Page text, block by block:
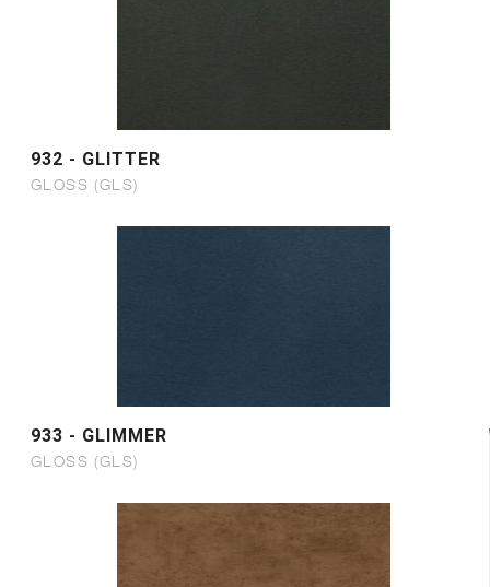
932 - GLITTER
GLOSS (GLS)
933 - GLIMMER
GLOSS (GLS)